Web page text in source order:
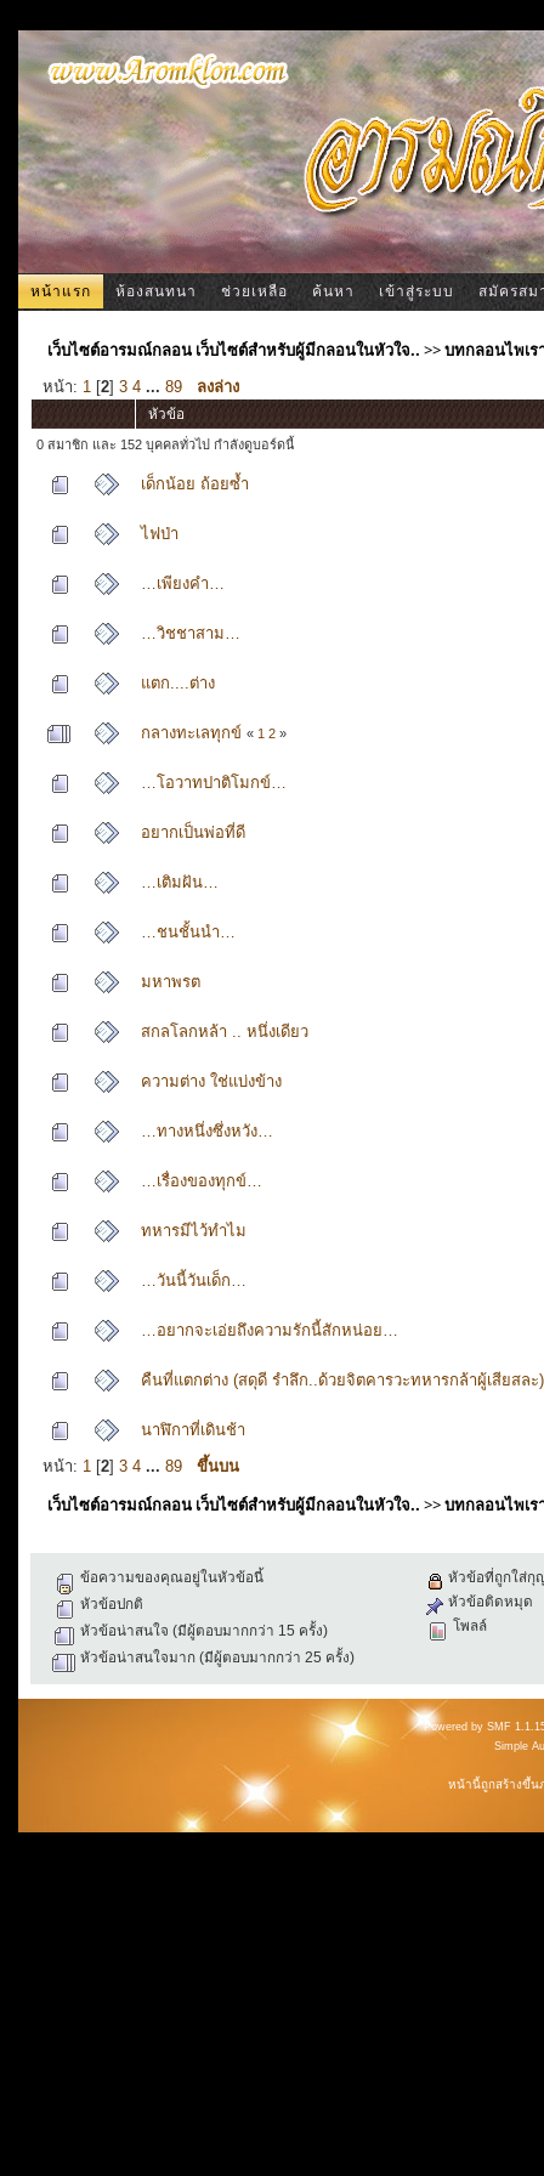
หน้าแรก ห้องสนทนา ช่วยเหลือ ค้นหา เข้าสู่ระบบ สมัครสม
เว็บไซต์อารมณ์กลอน เว็บไซต์สำหรับผู้มีกลอนในหัวใจ.. >>บทกลอนไพเร
หน้า: 1 [2] 3 4 ... 89 ลงล่าง
หัวข้อ
0 สมาชิก และ 152 บุคคลทั่วไป กำลังดูบอร์ดนี้
เด็กน้อย ถ้อยซ้ำ
ไฟป่า
…เพียงคำ…
…วิชชาสาม…
แตก....ต่าง
กลางทะเลทุกข์ « 1 2 »
…โอวาทปาติโมกข์…
อยากเป็นพ่อที่ดี
…เติมฝัน…
…ชนชั้นนำ…
มหาพรต
สกลโลกหล้า .. หนึ่งเดียว
ความต่าง ใช่แบ่งข้าง
…ทางหนึ่งซึ่งหวัง…
…เรื่องของทุกข์…
ทหารมีไว้ทำไม
…วันนี้วันเด็ก…
…อยากจะเอ่ยถึงความรักนี้สักหน่อย…
คืนที่แตกต่าง (สดุดี รำลึก..ด้วยจิตคารวะทหารกล้าผู้เสียสละ)
นาฬิกาที่เดินช้า
หน้า: 1 [2] 3 4 ... 89 ขึ้นบน
เว็บไซต์อารมณ์กลอน เว็บไซต์สำหรับผู้มีกลอนในหัวใจ.. >>บทกลอนไพเร
ข้อความของคุณอยู่ในหัวข้อนี้
หัวข้อปกติ
หัวข้อน่าสนใจ (มีผู้ตอบมากกว่า 15 ครั้ง)
หัวข้อน่าสนใจมาก (มีผู้ตอบมากกว่า 25 ครั้ง)
หัวข้อที่ถูกใส่กุ
หัวข้อติดหมุด
โพลล์
Powered by SMF
Simple
หน้านี้ถูกสร้างขึ้น